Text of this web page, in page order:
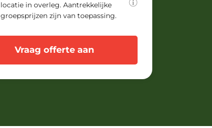
locatie in overleg. Aantrekkelijke
groepsprijzen zijn van toepassing.
Vraag offerte aan